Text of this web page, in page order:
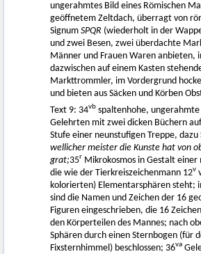
ungerahmtes Bild eines Römischen
geöffnetem Zeltdach, überragt von
Signum SPQR (wiederholt in der
und zwei Besen, zwei überdachte
Männer und Frauen Waren anbieten,
dazwischen auf einem Kasten
Markttrommler, im Vordergrund
und bieten aus Säcken und Körben
Text 9: 34vb spaltenhohe,
Gelehrten mit zwei dicken Büchern
Stufe einer neunstufigen Treppe, dazu
wellicher meister die Kunste hat von
grat;35r Mikrokosmos in Gestalt einer
die wie der Tierkreiszeichenmann 12v
kolorierten) Elementarsphären steht;
sind die Namen und Zeichen der 16
Figuren eingeschrieben, die 16
den Körperteilen des Mannes; nach
Sphären durch einen Sternbogen (für
Fixsternhimmel) beschlossen; 36va